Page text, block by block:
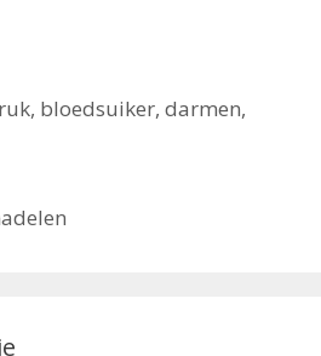
, bloedsuiker,darmen,